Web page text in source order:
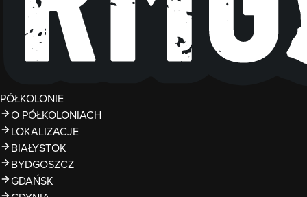
PÓŁKOLONIE
O PÓŁKOLONIACH
LOKALIZACJE
BIAŁYSTOK
BYDGOSZCZ
GDAŃSK